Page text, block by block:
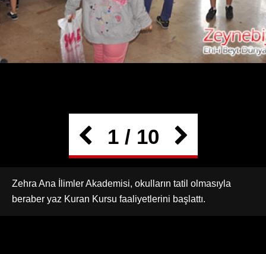
Zehra Ana İlimler Akademisi, okulların tatil olmasıyla
beraber yaz Kuran Kursu faaliyetlerini başlattı.
1 / 10